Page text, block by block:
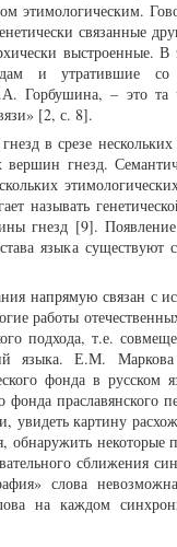
этимологическим.
связанные
выстроенные. В
и утратившие
Горбушина, – это та
[2, с. 8].
в срезе
вершин гнезд.
называть
гнезд [9]. Появление
языка существуют
напрямую связан с
работы
подхода, т.е.
языка. Е.М.
фонда в русском
праславянского
увидеть картину
обнаружить
сближения
слова
на каждом